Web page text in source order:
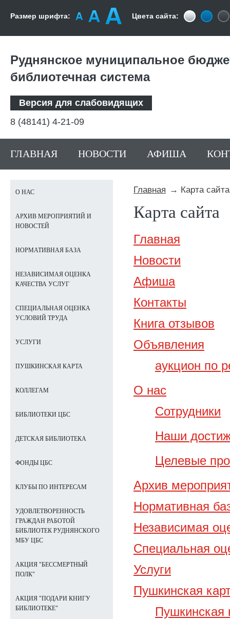
Размер шрифта: Цвета сайта:
Руднянское муниципальное
библиотечная система
Версия для слабовидящих
8 (48141) 4-21-09
ГЛАВНАЯ НОВОСТИ АФИША
Главная Карта сайта
Карта сайта
Главная
Новости
Афиша
Контакты
Книга отзывов
Объявления
аукцион по
О нас
Сотрудники
Наши
Целевые
Архив
Нормативная
Независимая
Cпециальная
Услуги
Пушкинская
Пушкинская
О НАС
АРХИВ МЕРОПРИЯТИЙ И
НОВОСТЕЙ
НОРМАТИВНАЯ БАЗА
НЕЗАВИСИМАЯ ОЦЕНКА
КАЧЕСТВА УСЛУГ
CПЕЦИАЛЬНАЯ ОЦЕНКА
УСЛОВИЙ ТРУДА
УСЛУГИ
ПУШКИНСКАЯ КАРТА
КОЛЛЕГАМ
БИБЛИОТЕКИ ЦБС
ДЕТСКАЯ БИБЛИОТЕКА
ФОНДЫ ЦБС
КЛУБЫ ПО ИНТЕРЕСАМ
УДОВЛЕТВОРЕННОСТЬ
ГРАЖДАН РАБОТОЙ
БИБЛИОТЕК РУДНЯНСКОГО
МБУ ЦБС
АКЦИЯ "БЕССМЕРТНЫЙ
ПОЛК"
АКЦИЯ "ПОДАРИ КНИГУ
БИБЛИОТЕКЕ"